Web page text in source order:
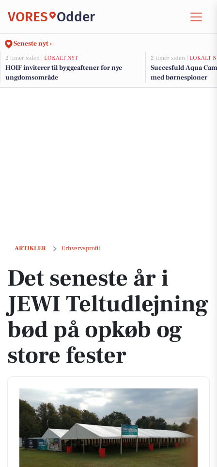
VORES Odder
Seneste nyt ›
2 timer siden | LOKALT NYT
HOIF inviterer til byggeaftener for nye
ungdomsområde
2 timer siden | LOKALT
Succesfuld Aqua
med børnespioner
ARTIKLER Erhvervsprofil
Det seneste år i JEWI Teltudlejning bød på opkøb og store fester
Det seneste år i
JEWI Teltudlejning
bød på opkøb og
store fester